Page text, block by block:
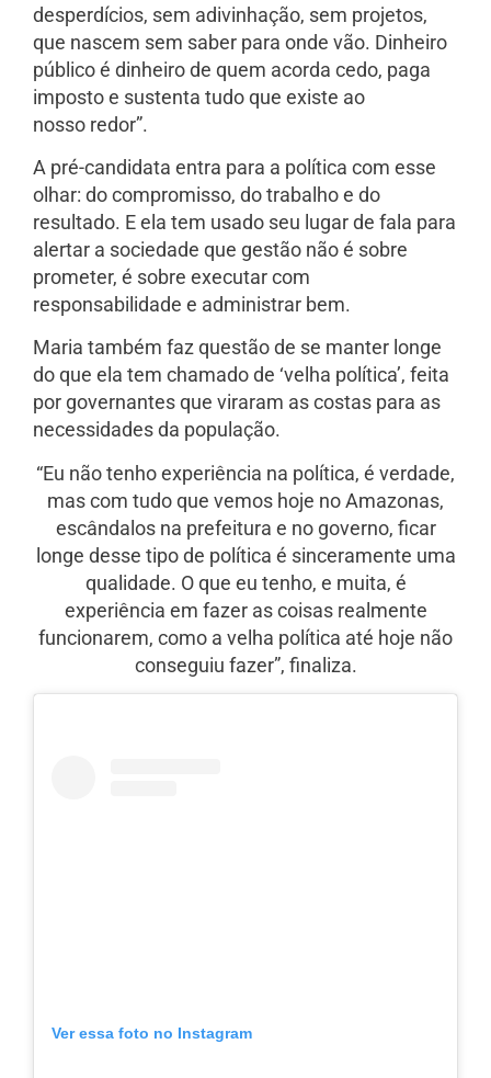
desperdícios, sem adivinhação, sem projetos,
que nascem sem saber para onde vão. Dinheiro
público é dinheiro de quem acorda cedo, paga
imposto e sustenta tudo que existe ao
nosso redor”.
A pré-candidata entra para a política com esse
olhar: do compromisso, do trabalho e do
resultado. E ela tem usado seu lugar de fala para
alertar a sociedade que gestão não é sobre
prometer, é sobre executar com
responsabilidade e administrar bem.
Maria também faz questão de se manter longe
do que ela tem chamado de ‘velha política’, feita
por governantes que viraram as costas para as
necessidades da população.
“Eu não tenho experiência na política, é verdade,
mas com tudo que vemos hoje no Amazonas,
escândalos na prefeitura e no governo, ficar
longe desse tipo de política é sinceramente uma
qualidade. O que eu tenho, e muita, é
experiência em fazer as coisas realmente
funcionarem, como a velha política até hoje não
conseguiu fazer”, finaliza.
Ver essa foto no Instagram